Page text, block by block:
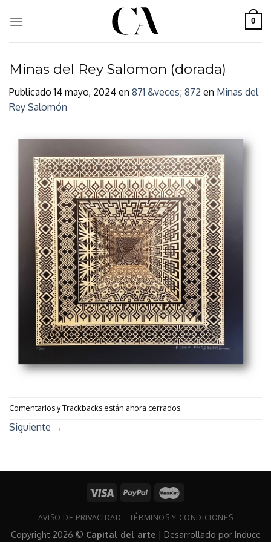
0
Minas del Rey Salomon (dorada)
Publicado14 mayo, 2024 en 871 &veces; 872 en Minas del
Rey Salomón
Comentarios y Trackbacks están ahora cerrados.
Siguiente →
AVISO DE PRIVACIDAD TÉRMINOS Y CONDICIONES
Copyright 2026 © Capital del arte | Desarrollado por Induce